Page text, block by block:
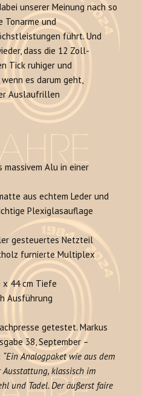
unserer Meinung nach so
Tonarme und
führt. Und
dass die 12 Zoll-
Tick ruhiger und
es darum geht,
Auslaufrillen
Alu in einer
aus echtem Leder und
Plexiglasauflage
gesteuertes Netzteil
furnierte Multiplex
44 cm Tiefe
Ausführung
getestet. Markus
38, September –
“Ein Analogpaket wie aus dem
klassisch im
und Tadel. Der äußerst faire